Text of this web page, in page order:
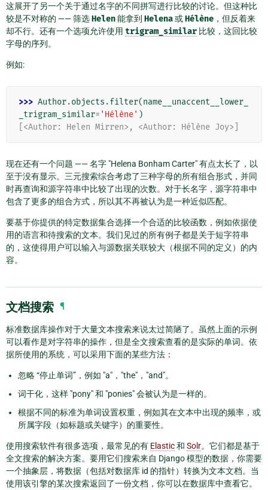
这展开了另一个关于通过名字的不同拼写进行比较的讨论。但这种比
较是不对称的 —— 筛选Helen能拿到 Helena或Hélène ，但反着来
却不行。还有一个选项允许使用 trigram_similar 比较，这回比较
字母的序列。
例如:
>>> Author.objects .filter(name__unaccent__lower_
_trigram_similar= 'Hélène' )
[<Author: Helen Mirren>, <Author: Hélène Joy>]
现在还有一个问题 —— 名字 "Helena Bonham Carter" 有点太长了，以
至于没有显示。三元搜索综合考虑了三种字母的所有组合形式，并同
时再查询和源字符串中比较了出现的次数。对于长名字，源字符串中
包含了更多的组合方式，所以其不再被认为是一种近似匹配。
要基于你提供的特定数据集合选择一个合适的比较函数，例如依据使
用的语言和待搜索的文本。我们见过的所有例子都是关于短字符串
的，这使得用户可以输入与源数据关联较大（根据不同的定义）的内
容。
文档搜索 ¶
标准数据库操作对于大量文本搜索来说太过简陋了。虽然上面的示例
可以看作是对字符串的操作，但是全文搜索查看的是实际的单词。依
据所使用的系统，可以采用下面的某些方法：
忽略 “停止单词”，例如 "a"，"the"，"and"。
词干化，这样 "pony" 和 "ponies" 会被认为是一样的。
根据不同的标准为单词设置权重，例如其在文本中出现的频率，或
所属字段（如标题或关键字）的重要性。
使用搜索软件有很多选项，最常见的有 Elastic和 Solr。它们都是基于
全文搜索的解决方案。要用它们搜索来自 Django 模型的数据，你需要
一个抽象层，将数据（包括对数据库 id 的指针）转换为文本文档。当
使用该引擎的某次搜索返回了一份文档，你可以在数据库中查看它。